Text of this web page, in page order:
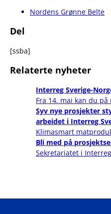
Nordens Grønne Belte
Del
[ssba]
Relaterte nyheter
Interreg Sverige-
Fra 14. mai kan du
Syv nye prosjekter
arbeidet i Interreg
Klimasmart
Bli med på
Sekretariatet i